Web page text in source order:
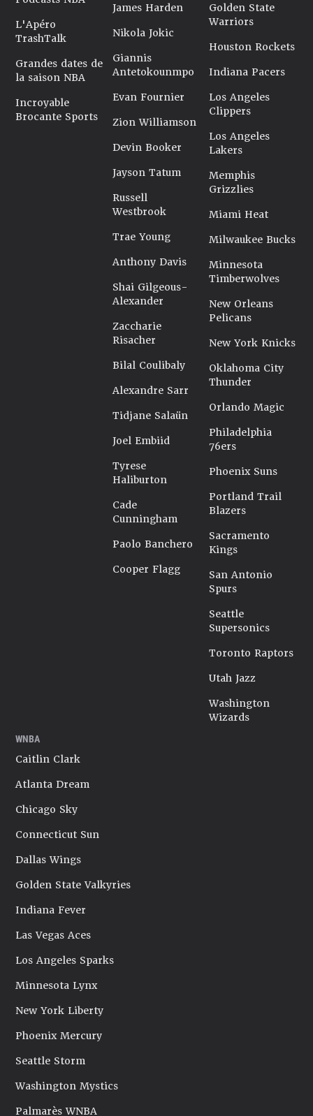
L'Apéro
TrashTalk
Grandes dates de
la saison NBA
Incroyable
Brocante Sports
James Harden
Nikola Jokic
Giannis
Antetokounmpo
Evan Fournier
Zion Williamson
Devin Booker
Jayson Tatum
Russell
Westbrook
Trae Young
Anthony Davis
Shai Gilgeous-
Alexander
Zaccharie
Risacher
Bilal Coulibaly
Alexandre Sarr
Tidjane Salaün
Joel Embiid
Tyrese
Haliburton
Cade
Cunningham
Paolo Banchero
Cooper Flagg
Golden State
Warriors
Houston Rockets
Indiana Pacers
Los Angeles
Clippers
Los Angeles
Lakers
Memphis
Grizzlies
Miami Heat
Milwaukee Bucks
Minnesota
Timberwolves
New Orleans
Pelicans
New York Knicks
Oklahoma City
Thunder
Orlando Magic
Philadelphia
76ers
Phoenix Suns
Portland Trail
Blazers
Sacramento
Kings
San Antonio
Spurs
Seattle
Supersonics
Toronto Raptors
Utah Jazz
Washington
Wizards
WNBA
Caitlin Clark
Atlanta Dream
Chicago Sky
Connecticut Sun
Dallas Wings
Golden State Valkyries
Indiana Fever
Las Vegas Aces
Los Angeles Sparks
Minnesota Lynx
New York Liberty
Phoenix Mercury
Seattle Storm
Washington Mystics
Palmarès WNBA